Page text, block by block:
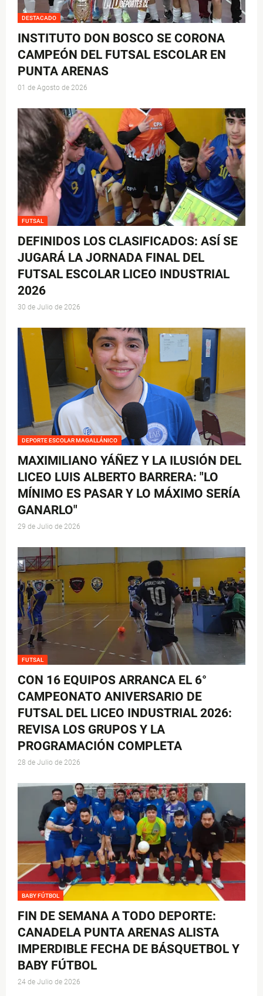
DESTACADO
INSTITUTO DON BOSCO SE CORONA
CAMPEÓN DEL FUTSAL ESCOLAR EN
PUNTA ARENAS
01 de Agosto de 2026
FUTSAL
DEFINIDOS LOS CLASIFICADOS: ASÍ SE
JUGARÁ LA JORNADA FINAL DEL
FUTSAL ESCOLAR LICEO INDUSTRIAL
2026
30 de Julio de 2026
DEPORTE ESCOLAR MAGALLÁNICO
MAXIMILIANO YÁÑEZ Y LA ILUSIÓN DEL
LICEO LUIS ALBERTO BARRERA: "LO
MÍNIMO ES PASAR Y LO MÁXIMO SERÍA
GANARLO"
29 de Julio de 2026
FUTSAL
CON 16 EQUIPOS ARRANCA EL 6°
CAMPEONATO ANIVERSARIO DE
FUTSAL DEL LICEO INDUSTRIAL 2026:
REVISA LOS GRUPOS Y LA
PROGRAMACIÓN COMPLETA
28 de Julio de 2026
BABY FÚTBOL
FIN DE SEMANA A TODO DEPORTE:
CANADELA PUNTA ARENAS ALISTA
IMPERDIBLE FECHA DE BÁSQUETBOL Y
BABY FÚTBOL
24 de Julio de 2026